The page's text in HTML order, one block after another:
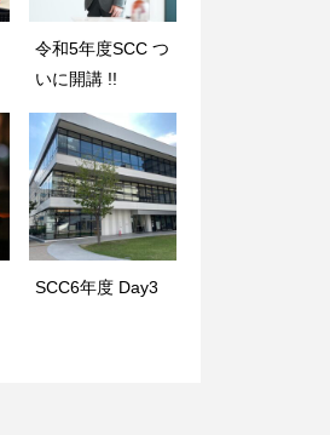
令和5年度SCC つ
いに開講 !!
SCC6年度 Day3
SCC7年度 Day4
第1回 EO Setouc